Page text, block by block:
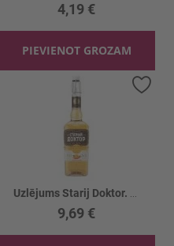
4,19 €
PIEVIENOT GROZAM
Pievienot vēlmju sarakstam
9,69 €